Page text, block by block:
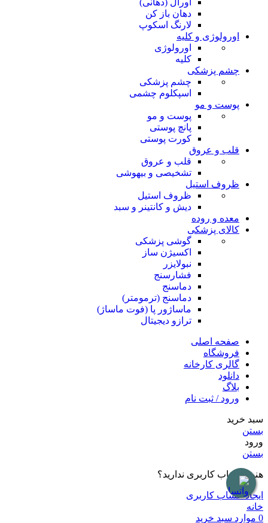
اورال (دهانی)
دهان باز کن
لارنگ اسکوپ
اورولوژی و کلیه
اورولوژی
کلیه
چشم پزشکی
چشم پزشکی
اسپکلوم چشمی
پوست و مو
پوست و مو
پانچ پوستی
کورت پوستی
قلب و عروق
قلب و عروق
تشخیصی و بیهوشی
ظروف استیل
ظروف استیل
دیش و کانتینر و سبد
معده و روده
کالای پزشکی
گوشی پزشکی
اکسیژن ساز
نبولایزر
فشارسنج
دماسنج
دماسنج (ترمومتر)
ماساژور پا (فوت ماساژ)
ترازو دیجیتال
صفحه اصلی
فروشگاه
گالری کارخانه
دانلود
بلاگ
ورود / ثبت نام
سبد خرید
بستن
ورود
بستن
هنوز حساب کاربری ندارید؟
ایجاد حساب کاربری
خانه
0 موارد سبد خرید